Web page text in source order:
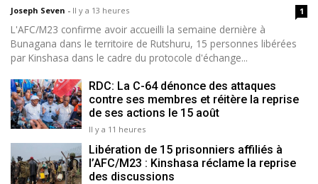
Joseph Seven - Il y a 13 heures 1
L'AFC/M23 confirme avoir accueilli la semaine dernière à
Bunagana dans le territoire de Rutshuru, 15 personnes libérées
par Kinshasa dans le cadre du protocole d'échange...
RDC: La C-64 dénonce des attaques
contre ses membres et réitère la reprise
de ses actions le 15 août
Il y a 11 heures
Libération de 15 prisonniers affiliés à
l’AFC/M23 : Kinshasa réclame la reprise
des discussions